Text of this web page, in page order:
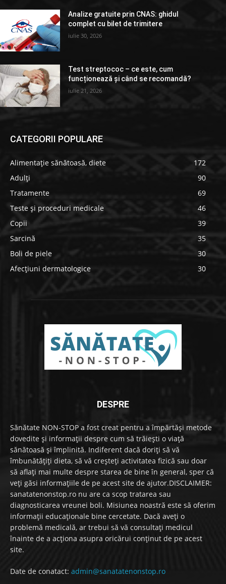
Analize gratuite prin CNAS: ghidul
complet cu bilet de trimitere
iulie 30, 2026
Test streptococ – ce este, cum
funcționează și când se recomandă?
iulie 21, 2026
CATEGORII POPULARE
Alimentație sănătoasă, diete
172
Adulți
90
Tratamente
69
Teste și proceduri medicale
46
Copii
39
Sarcină
35
Boli de piele
30
Afecțiuni dermatologice
30
DESPRE
Sănătate NON-STOP a fost creat pentru a împărtăși metode
dovedite și informații despre cum să trăiești o viață
sănătoasă și împlinită. Indiferent dacă doriți să vă
îmbunătățiți dieta, să vă creșteți activitatea fizică sau doar
să aflați mai multe despre starea de bine în general, sper că
veți găsi informațiile de pe acest site de ajutor.DISCLAIMER:
sanatatenonstop.ro nu are ca scop tratarea sau
diagnosticarea vreunei boli. Misiunea noastră este să oferim
informații educaționale bine cercetate. Dacă aveți o
problemă medicală, ar trebui să vă consultați medicul
înainte de a acționa asupra oricărui conținut de pe acest
site.
Date de conatact: admin@sanatatenonstop.ro